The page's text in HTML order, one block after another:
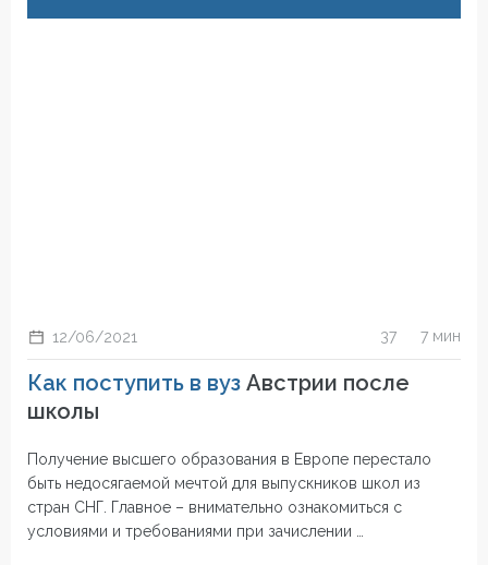
12/06/2021 37 7 мин
Как поступить в вуз Австрии после
школы
Получение высшего образования в Европе перестало
быть недосягаемой мечтой для выпускников школ из
стран СНГ. Главное – внимательно ознакомиться с
условиями и требованиями при зачислении …